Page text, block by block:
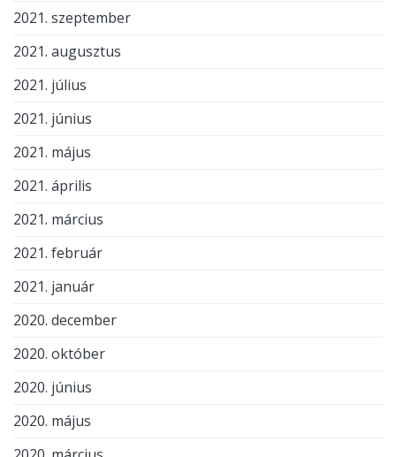
2021. szeptember
2021. augusztus
2021. július
2021. június
2021. május
2021. április
2021. március
2021. február
2021. január
2020. december
2020. október
2020. június
2020. május